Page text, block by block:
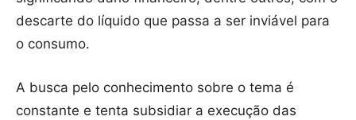
descarte do líquido que passa a ser inviável para
o consumo.
A busca pelo conhecimento sobre o tema é
constante e tenta subsidiar a execução das